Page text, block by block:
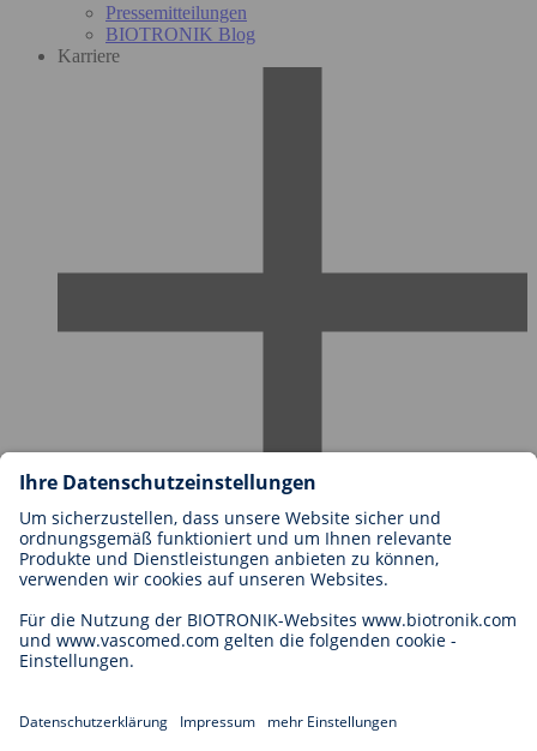
Pressemitteilungen
BIOTRONIK Blog
Karriere
Karriere bei BIOTRONIK
Einstieg
Bewerbung
Karrierechancen